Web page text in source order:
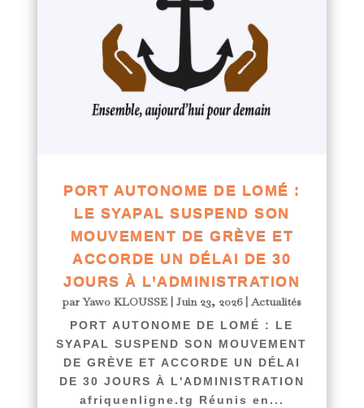
PORT AUTONOME DE LOMÉ :
LE SYAPAL SUSPEND SON
MOUVEMENT DE GRÈVE ET
ACCORDE UN DÉLAI DE 30
JOURS À L’ADMINISTRATION
parYawo KLOUSSE |Juin 23, 2026|Actualités
PORT AUTONOME DE LOMÉ : LE
SYAPAL SUSPEND SON MOUVEMENT
DE GRÈVE ET ACCORDE UN DÉLAI
DE 30 JOURS À L'ADMINISTRATION
afriquenligne.tg Réunis en...